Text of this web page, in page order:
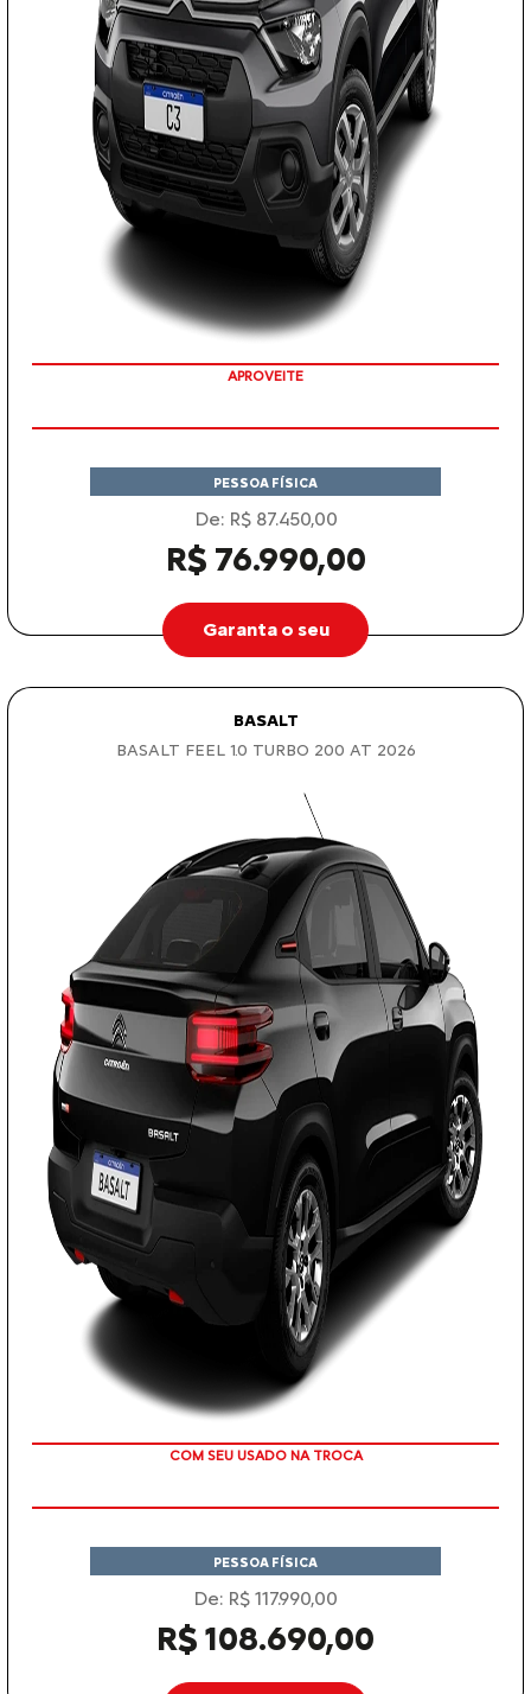
PREÇO IMPERDÍVEL
PESSOA FÍSICA
De: R$ 87.450,00
R$ 76.990,00
Garanta o seu
BASALT
BASALT FEEL 1.0 TURBO 200 AT 2026
COM SEU USADO NA TROCA
PESSOA FÍSICA
De: R$ 117.990,00
R$ 108.690,00